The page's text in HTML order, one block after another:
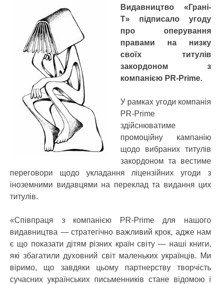
Видавництво «Грані-
Т» підписало угоду
про оперування
правами на низку
своїх титулів
закордоном з
компанією PR-Prime.
У рамках угоди компанія
PR-Prime
здійснюватиме
промоційну кампанію
щодо вибраних титулів
закордоном та вестиме
переговори щодо укладання ліцензійних угоди з
іноземними видавцями на переклад та видання цих
титулів.
«Співпраця з компанією PR-Prime для нашого
видавництва — стратегічно важливий крок, адже нам
є що показати дітям різних країн світу — наші книги,
які збагатили духовний світ маленьких українців. Ми
віримо, що завдяки цьому партнерству творчість
сучасних українських письменників стане відомою і